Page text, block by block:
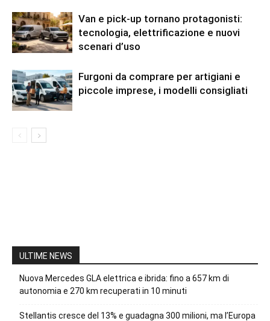
Van e pick-up tornano protagonisti:
tecnologia, elettrificazione e nuovi
scenari d’uso
Furgoni da comprare per artigiani e
piccole imprese, i modelli consigliati
ULTIME NEWS
Nuova Mercedes GLA elettrica e ibrida: fino a 657 km di
autonomia e 270 km recuperati in 10 minuti
Stellantis cresce del 13% e guadagna 300 milioni, ma l’Europa